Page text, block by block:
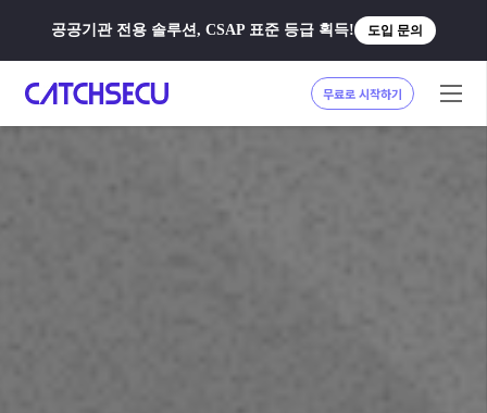
공공기관 전용 솔루션, CSAP 표준 등급 획득! 도입 문의
무료로 시작하기